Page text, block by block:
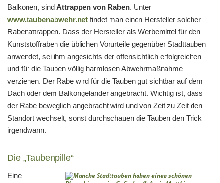
Balkonen, sind Attrappen von Raben. Unter
www.taubenabwehr.net findet man einen Hersteller solcher
Rabenattrappen. Dass der Hersteller als Werbemittel für den
Kunststoffraben die üblichen Vorurteile gegenüber Stadttauben
anwendet, sei ihm angesichts der offensichtlich erfolgreichen
und für die Tauben völlig harmlosen Abwehrmaßnahme
verziehen. Der Rabe wird für die Tauben gut sichtbar auf dem
Dach oder dem Balkongeländer angebracht. Wichtig ist, dass
der Rabe beweglich angebracht wird und von Zeit zu Zeit den
Standort wechselt, sonst durchschauen die Tauben den Trick
irgendwann.
Die „Taubenpille“
Eine